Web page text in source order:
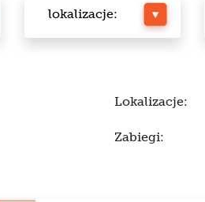
lokalizacje:
Lokalizacje:
Zabiegi: